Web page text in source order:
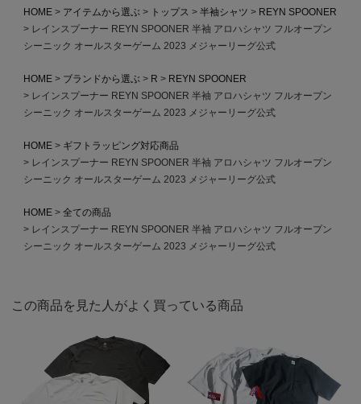
HOME アイテムから選ぶ トップス 半袖シャツ
REYN SPOONER
レインスプーナー REYN SPOONER 半袖 アロハシャツ フルオープン
シーニック オールスターゲーム 2023 メジャーリーグ公式
HOME ブランドから選ぶ R
REYN SPOONER
レインスプーナー REYN SPOONER 半袖 アロハシャツ フルオープン
シーニック オールスターゲーム 2023 メジャーリーグ公式
HOME
ギフトラッピング対応商品
レインスプーナー REYN SPOONER 半袖 アロハシャツ フルオープン
シーニック オールスターゲーム 2023 メジャーリーグ公式
HOME
全ての商品
レインスプーナー REYN SPOONER 半袖 アロハシャツ フルオープン
シーニック オールスターゲーム 2023 メジャーリーグ公式
この商品を見た人がよく買っている商品